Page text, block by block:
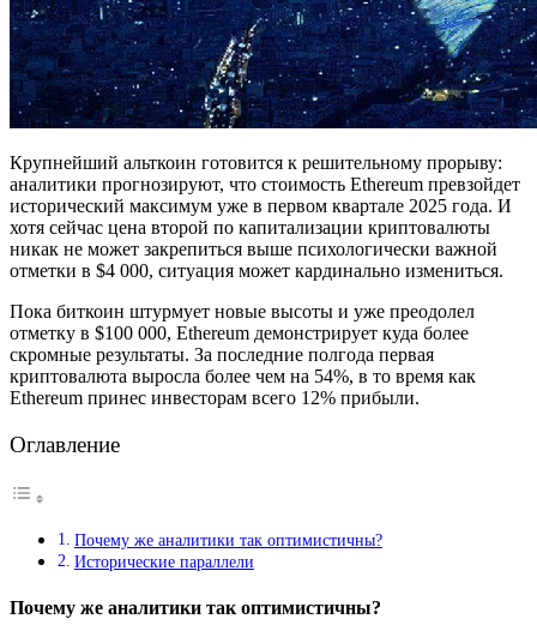
Крупнейший альткоин готовится к решительному прорыву:
аналитики прогнозируют, что стоимость Ethereum превзойдет
исторический максимум уже в первом квартале 2025 года. И
хотя сейчас цена второй по капитализации криптовалюты
никак не может закрепиться выше психологически важной
отметки в $4 000, ситуация может кардинально измениться.
Пока биткоин штурмует новые высоты и уже преодолел
отметку в $100 000, Ethereum демонстрирует куда более
скромные результаты. За последние полгода первая
криптовалюта выросла более чем на 54%, в то время как
Ethereum принес инвесторам всего 12% прибыли.
Оглавление
Почему же аналитики так оптимистичны?
Исторические параллели
Почему же аналитики так оптимистичны?